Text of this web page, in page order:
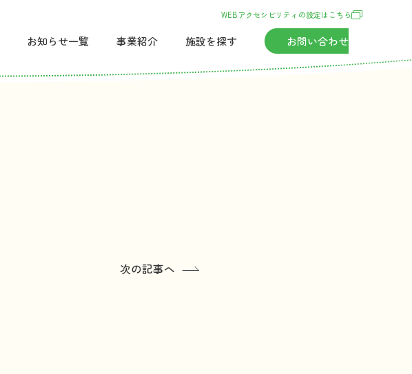
WEBアクセシビリティの設定はこちら
お知らせ一覧 事業紹介 施設を探す お問い合わせ
次の記事へ